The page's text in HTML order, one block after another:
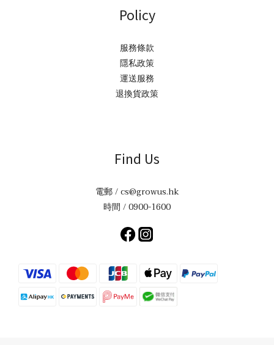
Policy
服務條款
隱私政策
運送服務
退換貨政策
Find Us
電郵 / cs@growus.hk
時間 / 0900-1600